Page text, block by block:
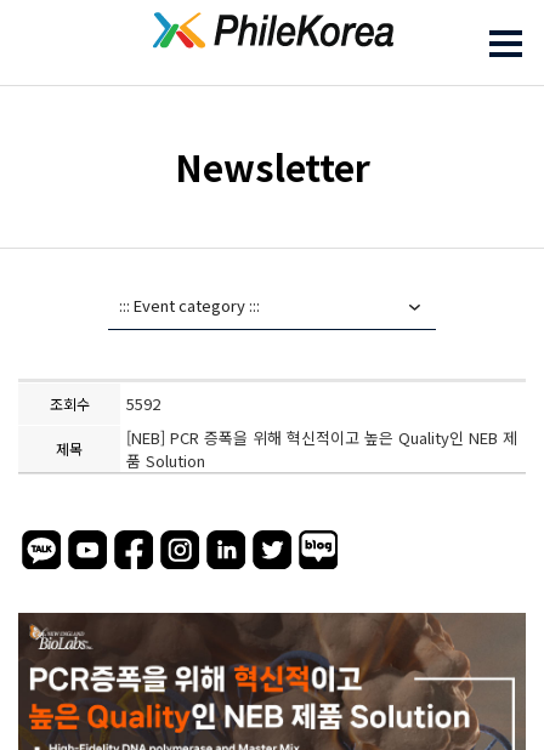
Newsletter
조회수 5592
제목
[NEB] PCR 증폭을 위해 혁신적이고 높은 Quality인 NEB 제
품 Solution